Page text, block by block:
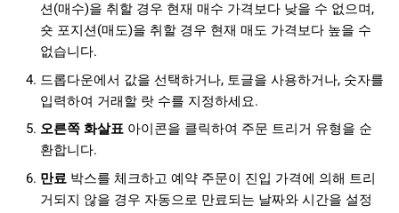
션(매수)을 취할 경우 현재 매수 가격보다 낮을 수 없으며,
숏 포지션(매도)을 취할 경우 현재 매도 가격보다 높을 수
없습니다.
드롭다운에서 값을 선택하거나, 토글을 사용하거나, 숫자를
입력하여 거래할 랏 수를 지정하세요.
오른쪽 화살표아이콘을 클릭하여 주문 트리거 유형을 순
환합니다.
만료박스를 체크하고 예약 주문이 진입 가격에 의해 트리
거되지 않을 경우 자동으로 만료되는 날짜와 시간을 설정